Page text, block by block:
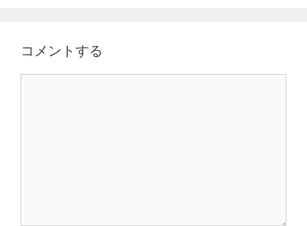
コメントする